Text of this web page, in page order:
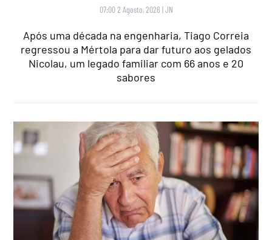
07:00 2 Agosto, 2026 |JN
Após uma década na engenharia, Tiago Correia
regressou a Mértola para dar futuro aos gelados
Nicolau, um legado familiar com 66 anos e 20
sabores